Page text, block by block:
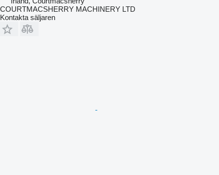
COURTMACSHERRY MACHINERY LTD
Kontakta säljaren